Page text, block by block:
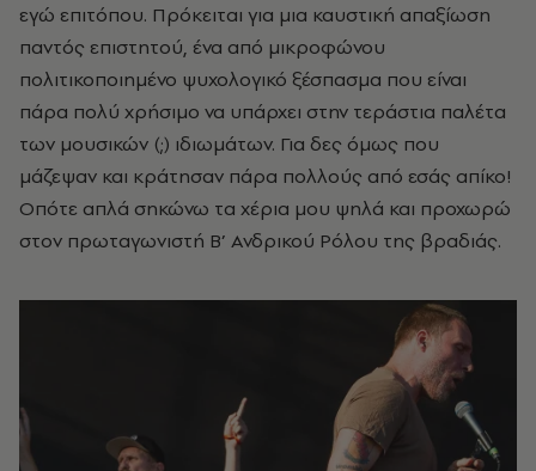
εγώ επιτόπου. Πρόκειται για μια καυστική απαξίωση
παντός επιστητού, ένα από μικροφώνου
πολιτικοποιημένο ψυχολογικό ξέσπασμα που είναι
πάρα πολύ χρήσιμο να υπάρχει στην τεράστια παλέτα
των μουσικών (;) ιδιωμάτων. Για δες όμως που
μάζεψαν και κράτησαν πάρα πολλούς από εσάς απίκο!
Οπότε απλά σηκώνω τα χέρια μου ψηλά και προχωρώ
στον πρωταγωνιστή Β’ Ανδρικού Ρόλου της βραδιάς.